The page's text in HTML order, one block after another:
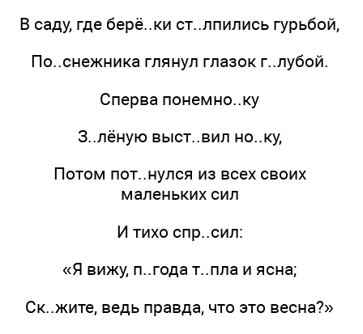
В саду, где берё..ки ст..лпились гурьбой,
По..снежника глянул глазок г..лубой.
Сперва понемно..ку
З..лёную выст..вил но..ку,
Потом пот..нулся из всех своих
маленьких сил
И тихо спр..сил:
«Я вижу, п..года т..пла и ясна;
Ск..жите, ведь правда, что это весна?»